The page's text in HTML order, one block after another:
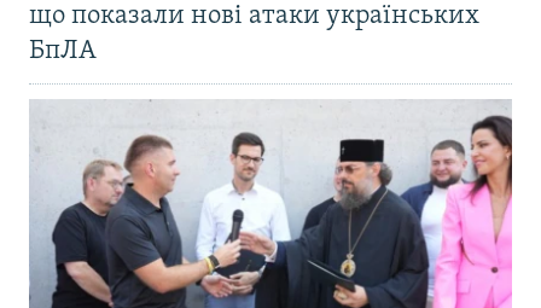
що показали нові атаки українських
БпЛА